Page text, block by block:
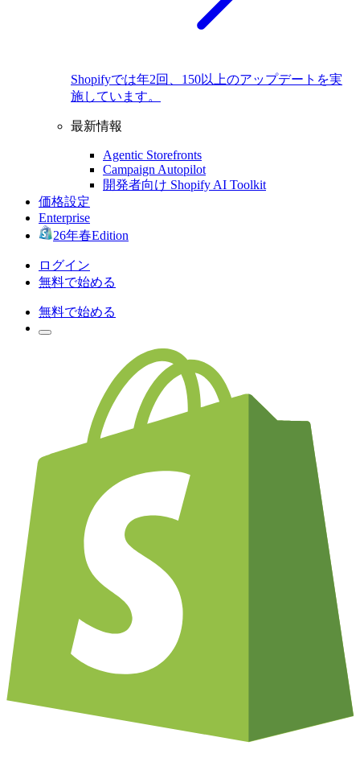
Shopifyでは年2回、150以上のアップデートを実
施しています。
最新情報
Agentic Storefronts
Campaign Autopilot
開発者向け Shopify AI Toolkit
価格設定
Enterprise
26年春Edition
ログイン
無料で始める
無料で始める